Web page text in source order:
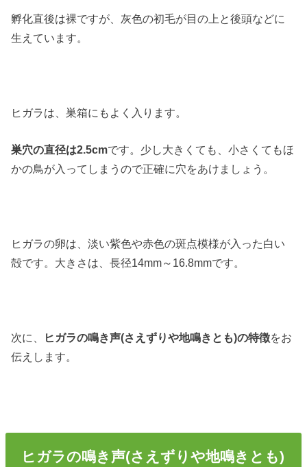
孵化直後は裸ですが、灰色の初毛が目の上と後頭などに
生えています。
ヒガラは、巣箱にもよく入ります。
巣穴の直径は2.5cmです。少し大きくても、小さくてもほ
かの鳥が入ってしまうので正確に穴をあけましょう。
ヒガラの卵は、淡い紫色や赤色の斑点模様が入った白い
殻です。大きさは、長径14mm～16.8mmです。
次に、 ヒガラの鳴き声(さえずりや地鳴きとも)の特徴をお
伝えします。
ヒガラの鳴き声(さえずりや地鳴きとも)